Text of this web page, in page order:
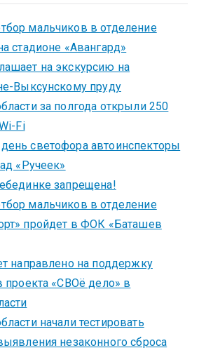
мальчиков в отделение
стадионе «Авангард»
на экскурсию на
Выксунскому пруду
за полгода открыли 250
Fi
светофора автоинспекторы
«Ручеек»
запрещена!
мальчиков в отделение
пройдет в ФОК «Баташев
направлено на поддержку
проекта «СВОё дело» в
начали тестировать
незаконного сброса